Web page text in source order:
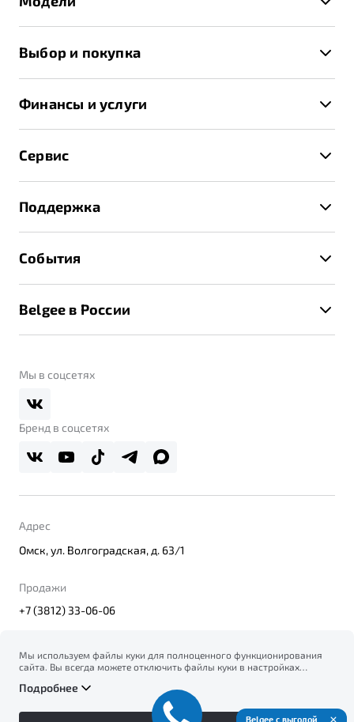
X70
Выбор и покупка
Записаться на тест-драйв
Получить предложение
Финансы и услуги
Страхование
Расчет КАСКО
Сервис
Техническое обслуживание
Калькулятор ТО
Поддержка
Помощь на дорогах
Belgee Линк
Реферальная программа
События
Belgee в России
О дилерском центре
Правовая информация
Мы в соцсетях
Бренд в соцсетях
Адрес
Омск, ул. Волгоградская, д. 63/1
Продажи
+7 (3812) 33-06-06
© 2026
Политика конфиденциальности персональных данных
Официальный сайт Belgee в России
Мы используем файлы куки для полноценного функционирования
сайта. Вы всегда можете отключить файлы куки в настройках
на сбор и использование файлов куки, и подтверждаете
ознакомление с информацией по сбору, использованию и
возможной блокировке файлов куки в
Политике
Подробнее
Belgee с выгодой